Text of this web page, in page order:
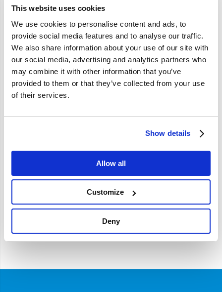
This website uses cookies
We use cookies to personalise content and ads, to
provide social media features and to analyse our traffic.
We also share information about your use of our site with
our social media, advertising and analytics partners who
may combine it with other information that you’ve
provided to them or that they’ve collected from your use
of their services.
Show details
Allow all
Customize
Deny
S60 2001-2004 VIN -424999
elektrisch hoogte verstelling
Specificaties
Merk
8693587 8659616